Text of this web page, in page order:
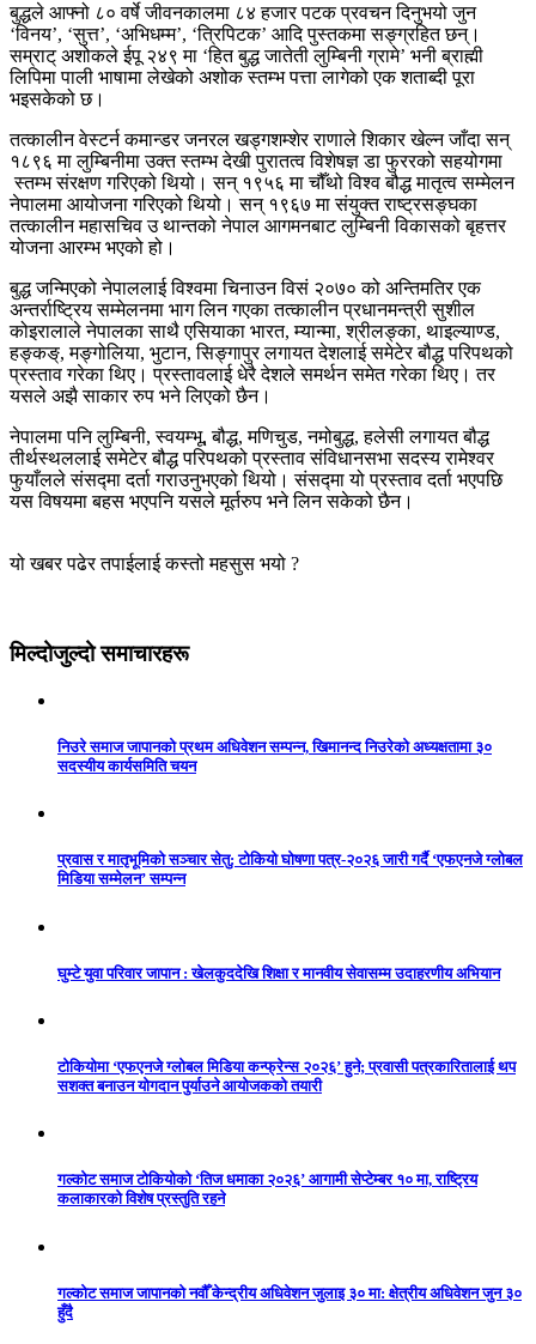
बुद्धले आफ्नो ८० वर्षे जीवनकालमा ८४ हजार पटक प्रवचन दिनुभयो जुन
‘विनय’, ‘सुत्त’, ‘अभिधम्म’, ‘त्रिपिटक’ आदि पुस्तकमा सङ्ग्रहित छन्।
सम्राट् अशोकले ईपू २४९ मा ‘हित बुद्ध जातेती लुम्बिनी ग्रामे’ भनी ब्राह्मी
लिपिमा पाली भाषामा लेखेको अशोक स्तम्भ पत्ता लागेको एक शताब्दी पूरा
भइसकेको छ।
तत्कालीन वेस्टर्न कमान्डर जनरल खड्गशम्शेर राणाले शिकार खेल्न जाँदा सन्
१८९६ मा लुम्बिनीमा उक्त स्तम्भ देखी पुरातत्व विशेषज्ञ डा फुररको सहयोगमा
स्तम्भ संरक्षण गरिएको थियो। सन् १९५६ मा चौँथो विश्व बौद्ध मातृत्व सम्मेलन
नेपालमा आयोजना गरिएको थियो। सन् १९६७ मा संयुक्त राष्ट्रसङ्घका
तत्कालीन महासचिव उ थान्तको नेपाल आगमनबाट लुम्बिनी विकासको बृहत्तर
योजना आरम्भ भएको हो।
बुद्ध जन्मिएको नेपाललाई विश्वमा चिनाउन विसं २०७० को अन्तिमतिर एक
अन्तर्राष्ट्रिय सम्मेलनमा भाग लिन गएका तत्कालीन प्रधानमन्त्री सुशील
कोइरालाले नेपालका साथै एसियाका भारत, म्यान्मा, श्रीलङ्का, थाइल्याण्ड,
हङ्कङ्, मङ्गोलिया, भुटान, सिङ्गापुर लगायत देशलाई समेटेर बौद्ध परिपथको
प्रस्ताव गरेका थिए। प्रस्तावलाई धेरै देशले समर्थन समेत गरेका थिए। तर
यसले अझै साकार रुप भने लिएको छैन।
नेपालमा पनि लुम्बिनी, स्वयम्भू, बौद्ध, मणिचुड, नमोबुद्ध, हलेसी लगायत बौद्ध
तीर्थस्थललाई समेटेर बौद्ध परिपथको प्रस्ताव संविधानसभा सदस्य रामेश्वर
फुयाँलले संसद्मा दर्ता गराउनुभएको थियो। संसद्मा यो प्रस्ताव दर्ता भएपछि
यस विषयमा बहस भएपनि यसले मूर्तरुप भने लिन सकेको छैन।
यो खबर पढेर तपाईलाई कस्तो महसुस भयो ?
मिल्दोजुल्दो समाचारहरू
निउरे समाज जापानको प्रथम अधिवेशन सम्पन्न, खिमानन्द निउरेको अध्यक्षतामा ३०
सदस्यीय कार्यसमिति चयन
प्रवास र मातृभूमिको सञ्चार सेतु: टोकियो घोषणा पत्र-२०२६ जारी गर्दै ‘एफएनजे ग्लोबल
मिडिया सम्मेलन’ सम्पन्न
घुम्टे युवा परिवार जापान : खेलकुददेखि शिक्षा र मानवीय सेवासम्म उदाहरणीय अभियान
टोकियोमा ‘एफएनजे ग्लोबल मिडिया कन्फ्रेन्स २०२६’ हुने; प्रवासी पत्रकारितालाई थप
सशक्त बनाउन योगदान पुर्याउने आयोजकको तयारी
गल्कोट समाज टोकियोको ‘तिज धमाका २०२६’ आगामी सेप्टेम्बर १० मा, राष्ट्रिय
कलाकारको विशेष प्रस्तुति रहने
गल्कोट समाज जापानको नवौँ केन्द्रीय अधिवेशन जुलाइ ३० मा: क्षेत्रीय अधिवेशन जुन ३०
हुँदै